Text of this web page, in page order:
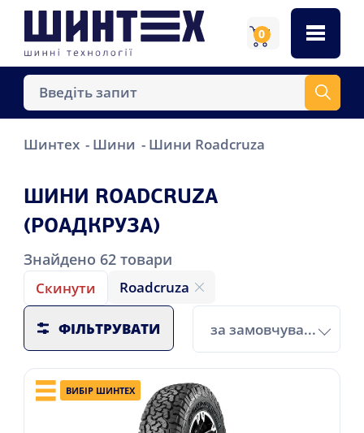
0
Шинтех Шини Шини Roadcruza
ШИНИ ROADCRUZA
(РОАДКРУЗА)
Знайдено 62товари
Скинути Roadcruza
ФІЛЬТРУВАТИ за замовчуванням
ВИБІР ШИНТЕХ